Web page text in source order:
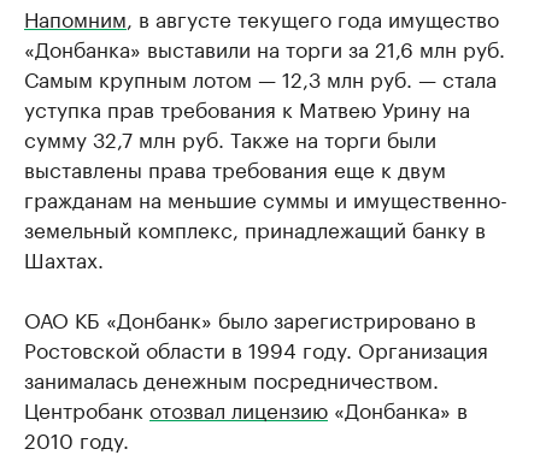
Напомним , в августе текущего года имущество
«Донбанка» выставили на торги за 21,6 млн руб.
Самым крупным лотом — 12,3 млн руб. — стала
уступка прав требования к Матвею Урину на
сумму 32,7 млн руб. Также на торги были
выставлены права требования еще к двум
гражданам на меньшие суммы и имущественно-
земельный комплекс, принадлежащий банку в
Шахтах.
ОАО КБ «Донбанк» было зарегистрировано в
Ростовской области в 1994 году. Организация
занималась денежным посредничеством.
Центробанк отозвал лицензию «Донбанка» в
2010 году.